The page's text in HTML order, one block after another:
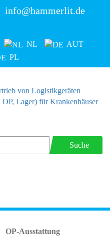
info@hammerlit.de
NL
AUT
PL
Suche
OP-Ausstattung